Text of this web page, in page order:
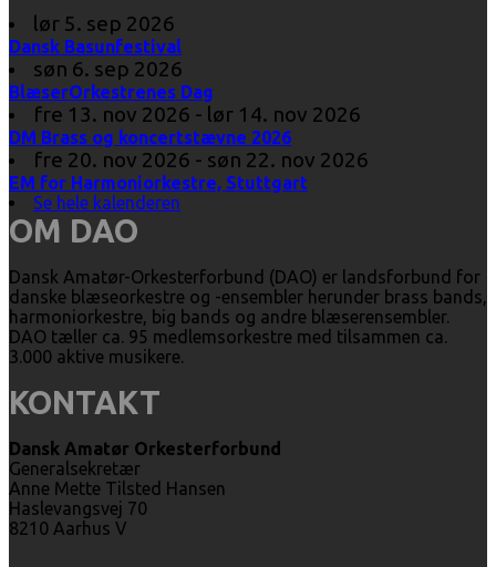
lør 5. sep 2026
Dansk Basunfestival
søn 6. sep 2026
BlæserOrkestrenes Dag
fre 13. nov 2026 - lør 14. nov 2026
DM Brass og koncertstævne 2026
fre 20. nov 2026 - søn 22. nov 2026
EM for Harmoniorkestre, Stuttgart
Se hele kalenderen
OM DAO
Dansk Amatør-Orkesterforbund (DAO) er landsforbund for
danske blæseorkestre og -ensembler herunder brass bands,
harmoniorkestre, big bands og andre blæserensembler.
DAO tæller ca. 95 medlemsorkestre med tilsammen ca.
3.000 aktive musikere.
KONTAKT
Dansk Amatør Orkesterforbund
Generalsekretær
Anne Mette Tilsted Hansen
Haslevangsvej 70
8210 Aarhus V